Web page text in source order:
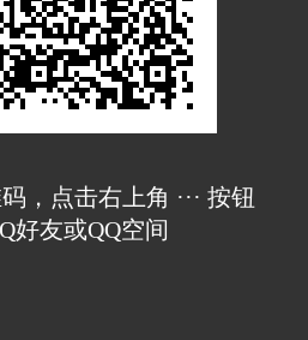
，点击右上角 ··· 按钮
好友或QQ空间